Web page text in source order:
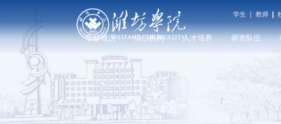
学生 教师
学校概况
学校简介
现任领导
历任领导
组织机构
党政管理机构
教学机构
科研机构
人才培养
继续教育、职业教育
师资队伍
人才招聘
学
科研